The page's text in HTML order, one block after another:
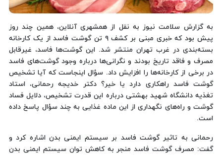
به گزارش سلامت نیوز به نقل از همشهری آنلاین، همین چند روز
پیش بود که خبری مبنی بر کشف ۹ تن گوشت فاسد از یک کارخانه
بسته‌بندی در غرب تهران منتشر شد. این گوشت‌ها فاسد، غیرقابل
مصرف و فاقد تاریخ بودند و نگرانی‌ها درباره وجود گوشت‌های فاسد
در برخی از کارخانه‌ها را افزایش داد. سؤال اینجاست که آیا تشخیص
گوشت فاسد راهکاری دارد یا خیر؟ دکتر خدیجه رحمانی، استاد
تغذیه دانشگاه شهید بهشتی درباره این قدرت تشخیص، دلایل فساد
گوشت و راه‌های نگهداری از این ماده غذایی به چند سؤال پاسخ داده
است.
رحمانی به تاثیر گوشت فاسد بر سیستم ایمنی بدن اشاره کرد و
گفت: مصرف گوشت فاسد منجر به کاهش توان سیستم ایمنی بدن